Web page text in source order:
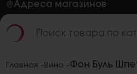
Адреса магазинов
Главная - Вино -Фон Буль